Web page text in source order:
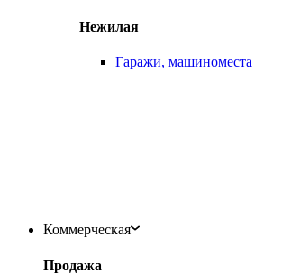
Нежилая
Гаражи, машиноместа
Коммерческая
Продажа